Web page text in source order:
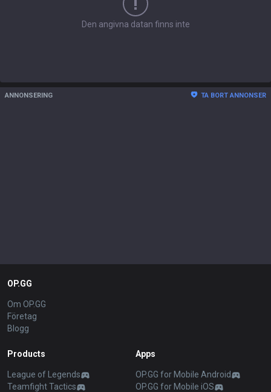
Den angivna datan finns inte
ANNONSERING TA BORT ANNONSER
OP.GG
Om OP.GG
Företag
Blogg
Products
League of Legends
Teamfight Tactics
Apps
OP.GG for Mobile Android
OP.GG for Mobile iOS